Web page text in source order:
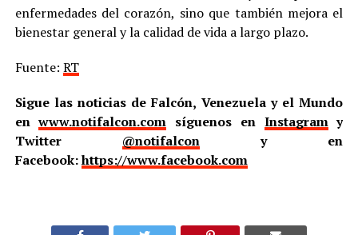
enfermedades del corazón, sino que también mejora el
bienestar general y la calidad de vida a largo plazo.
Fuente: RT
Sigue las noticias de Falcón, Venezuela y el Mundo
enwww.notifalcon.com síguenos en Instagramy
Twitter @notifalcony en
Facebook:https://www.facebook.com